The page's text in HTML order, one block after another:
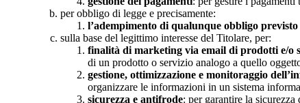
per obbligo di legge e precisamente:
l’adempimento di qualunque obbligo
sulla base del legittimo interesse del Titolare, per:
finalità di marketing via email di prodotti e/o
di un prodotto o servizio analogo a quello
gestione, ottimizzazione e monitoraggio
organizzare le informazioni in un sistema
sicurezza e antifrode: per garantire la